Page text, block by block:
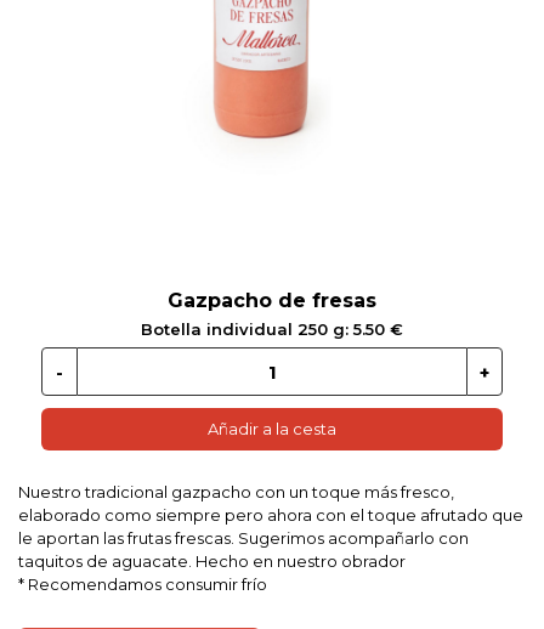
Gazpacho de fresas
Botella individual 250 g: 5.50 €
Añadir a la cesta
Nuestro tradicional gazpacho con un toque más fresco,
elaborado como siempre pero ahora con el toque afrutado que
le aportan las frutas frescas. Sugerimos acompañarlo con
taquitos de aguacate. Hecho en nuestro obrador
* Recomendamos consumir frío